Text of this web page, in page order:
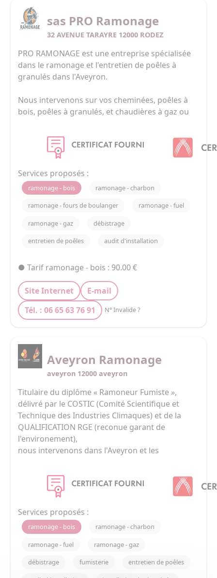
sas PRO Ramonage
32 AVENUE TARAYRE 12000 RODEZ
PRO RAMONAGE est une entreprise spécialisée
dans le ramonage et l'entretien de poêles à
granulés dans l'Aveyron.
Nous intervenons sur vos cheminées, poêles à
bois, poêles à granulés, et chaudières à gaz ou
Services proposés :
ramonage - bois ramonage - charbon
ramonage - fours de boulanger ramonage - fuel
ramonage - gaz débistrage
entretien de poêles audit d'installation
● Tarif ramonage - bois : 90.00 €
Site Internet
E-mail
Tél. : 06 65 63 76 91
N° Invalide ?
Aveyron Ramonage
aveyron 12000 aveyron
Titulaire du diplôme « Ramoneur Fumiste »,
délivré par le COSTIC (Comité Scientifique et
Technique des Industries Climaques) et de la
QUALIFICATION RGE (reconue garant de
l'environement),
nous intervenons dans l'Aveyron et les
Nous proposons un travail de qualité qui inclut
le ramonage mais aussi l'analyse des différentes
inconformités et conseil pour le bon
Services proposés :
ramonage - bois ramonage - charbon
ramonage - fuel ramonage - gaz
débistrage fumisterie entretien de poêles